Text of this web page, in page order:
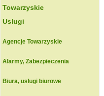
Towarzyskie
Uslugi
Agencje Towarzyskie
Alarmy, Zabezpieczenia
Biura, uslugi biurowe